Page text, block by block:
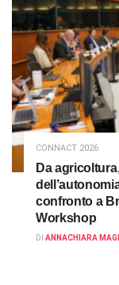
CONNACT 2026
Da
confronto a
Workshop
DI ANNACHIARA